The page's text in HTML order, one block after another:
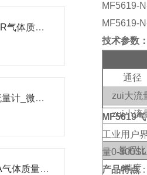
MF4008-50-08-BV-R气体质量流量计参数
MF5712气体质量流量计_微型气体流量传感器-广州纹徕参数
MF5708-G-100-B-A气体质量流量计RS485_通讯接口
MF5619-
MF5619-
技术参数
通径
zui大流
zui小流
量程比
精度
MF5619
工业用户
量0-
产品特点